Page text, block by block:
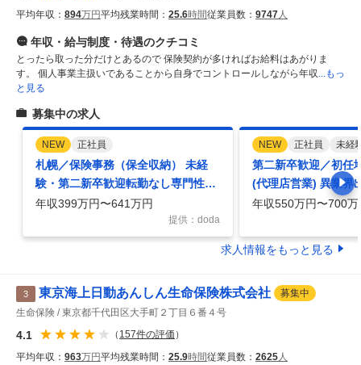
平均年収： 894万円平均残業時間： 25.6時間従業員数： 9747人
年収・給与制度・待遇のクチコミ
とったら取った分だけとあるので 保険契約が多ければお給料はあがりま
す。 個人事業主扱いであることから自身でコントロールしながら年収...もっ
と見る
募集中の求人
NEW 正社員
札幌／保険事務（保全収納） 未経
験・第二新卒歓迎転勤なし専門性在
宅制度有
年収399万円〜641万円
提供：doda
NEW 正社員 未経
第二新卒歓迎／初任
(代理店営業) 異業界
人ノルマ無／研修充
年収550万円〜700万
求人情報をもっと見る
3 東京海上日動あんしん生命保険株式会社
募集中
生命保険
東京都千代田区大手町２丁目６番４号
4.1 （ 157件の評価 ）
平均年収： 963万円平均残業時間： 25.9時間従業員数： 2625人